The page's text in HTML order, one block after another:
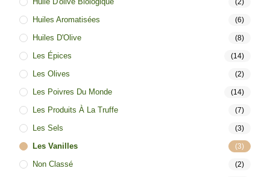
(2)
Huiles Aromatisées (6)
Huiles D'Olive (8)
Les Épices (14)
Les Olives (2)
Les Poivres Du Monde (14)
Les Produits À La Truffe (7)
Les Sels (3)
Les Vanilles (3)
Non Classé (2)